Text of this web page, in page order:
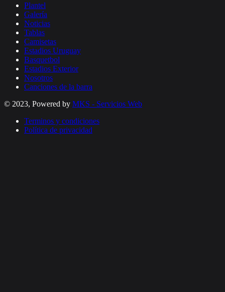
Plantel
Galería
Noticias
Tablas
Camisetas
Estadios Uruguay
Basquetbol
Estadios Exterior
Nosotros
Canciones de la barra
© 2023, Powered by MKS - Servicios Web
Terminos y condiciones
Política de privacidad